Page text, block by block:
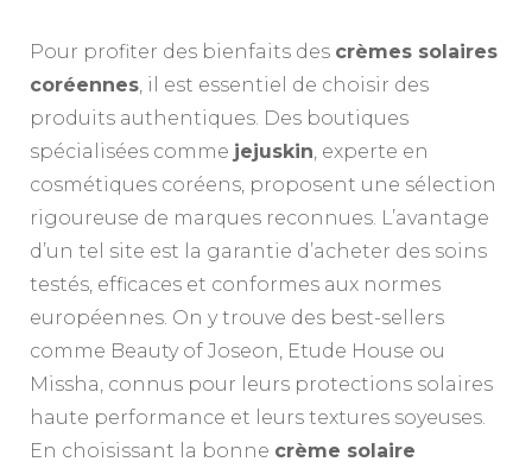
Pour profiter des bienfaits des crèmes solaires
coréennes , il est essentiel de choisir des
produits authentiques. Des boutiques
spécialisées comme jejuskin , experte en
cosmétiques coréens, proposent une sélection
rigoureuse de marques reconnues. L’avantage
d’un tel site est la garantie d’acheter des soins
testés, efficaces et conformes aux normes
européennes. On y trouve des best-sellers
comme Beauty of Joseon, Etude House ou
Missha, connus pour leurs protections solaires
haute performance et leurs textures soyeuses.
En choisissant la bonne crème solaire